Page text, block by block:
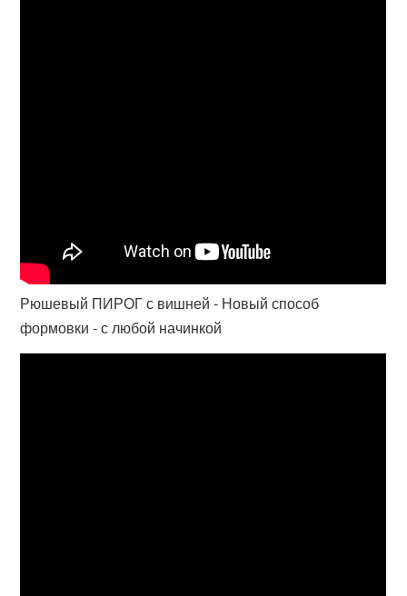
Рюшевый ПИРОГ с вишней - Новый способ
формовки - с любой начинкой